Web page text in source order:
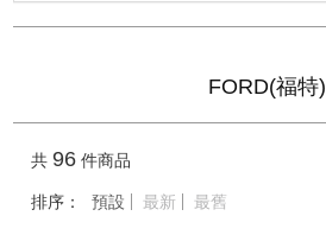
FORD(福特)
共96 件商品
排序： 預設 最新 最舊